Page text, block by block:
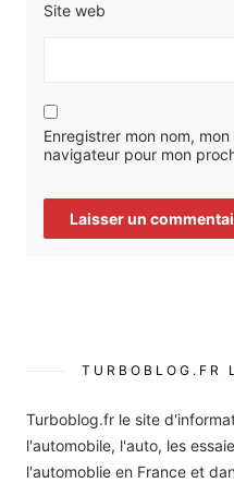
Site web
Enregistrer mon nom,
navigateur pour mon
TURBOBLOG.FR
Turboblog.fr le site
l'automobile, l'auto, les
l'automoblie en France et